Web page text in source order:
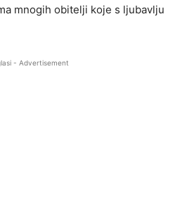
mnogih obitelji koje s ljubavlju
- Advertisement